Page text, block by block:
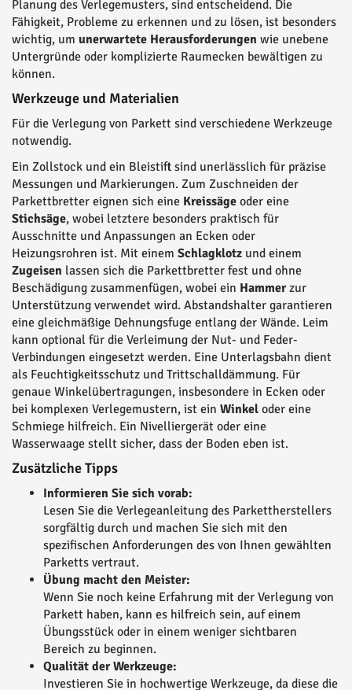
Planung des Verlegemusters, sind entscheidend. Die
Fähigkeit, Probleme zu erkennen und zu lösen, ist besonders
wichtig, um unerwartete Herausforderungen wie unebene
Untergründe oder komplizierte Raumecken bewältigen zu
können.
Werkzeuge und Materialien
Für die Verlegung von Parkett sind verschiedene Werkzeuge
notwendig.
Ein Zollstock und ein Bleistift sind unerlässlich für präzise
Messungen und Markierungen. Zum Zuschneiden der
Parkettbretter eignen sich eine Kreissäge oder eine
Stichsäge, wobei letztere besonders praktisch für
Ausschnitte und Anpassungen an Ecken oder
Heizungsrohren ist. Mit einem Schlagklotz und einem
Zugeisen lassen sich die Parkettbretter fest und ohne
Beschädigung zusammenfügen, wobei ein Hammerzur
Unterstützung verwendet wird. Abstandshalter garantieren
eine gleichmäßige Dehnungsfuge entlang der Wände. Leim
kann optional für die Verleimung der Nut- und Feder-
Verbindungen eingesetzt werden. Eine Unterlagsbahn dient
als Feuchtigkeitsschutz und Trittschalldämmung. Für
genaue Winkelübertragungen, insbesondere in Ecken oder
bei komplexen Verlegemustern, ist ein Winkel oder eine
Schmiege hilfreich. Ein Nivelliergerät oder eine
Wasserwaage stellt sicher, dass der Boden eben ist.
Zusätzliche Tipps
Informieren Sie sich vorab:
Lesen Sie die Verlegeanleitung des Parkettherstellers
sorgfältig durch und machen Sie sich mit den
spezifischen Anforderungen des von Ihnen gewählten
Parketts vertraut.
Übung macht den Meister:
Wenn Sie noch keine Erfahrung mit der Verlegung von
Parkett haben, kann es hilfreich sein, auf einem
Übungsstück oder in einem weniger sichtbaren
Bereich zu beginnen.
Qualität der Werkzeuge:
Investieren Sie in hochwertige Werkzeuge, da diese die